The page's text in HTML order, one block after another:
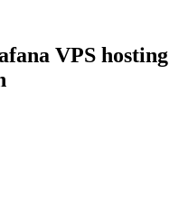
VPS hosting